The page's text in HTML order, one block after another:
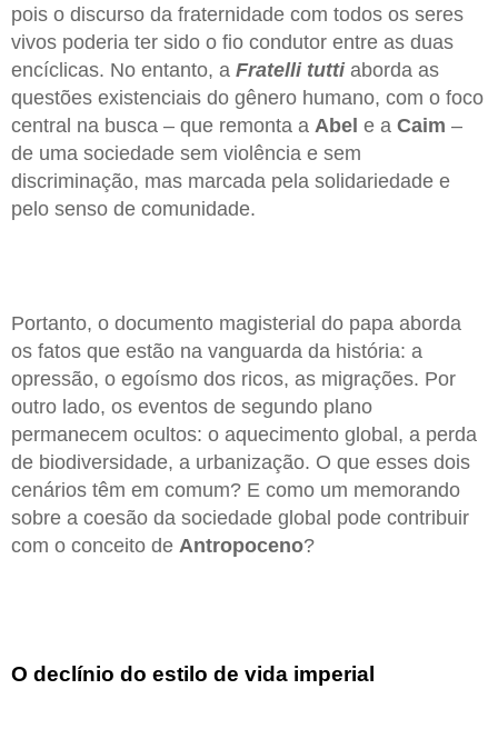
pois o discurso da fraternidade com todos os seres
vivos poderia ter sido o fio condutor entre as duas
encíclicas. No entanto, a Fratelli tutti aborda as
questões existenciais do gênero humano, com o foco
central na busca – que remonta a Abel e a Caim –
de uma sociedade sem violência e sem
discriminação, mas marcada pela solidariedade e
pelo senso de comunidade.
Portanto, o documento magisterial do papa aborda
os fatos que estão na vanguarda da história: a
opressão, o egoísmo dos ricos, as migrações. Por
outro lado, os eventos de segundo plano
permanecem ocultos: o aquecimento global, a perda
de biodiversidade, a urbanização. O que esses dois
cenários têm em comum? E como um memorando
sobre a coesão da sociedade global pode contribuir
com o conceito de Antropoceno?
O declínio do estilo de vida imperial